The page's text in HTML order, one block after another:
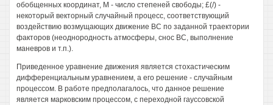
обобщенных координат, М - число степеней свободы; £(/) -
некоторый векторный случайный процесс, соответствующий
воздействию возмущающих движение ВС по заданной траектории
факторов (неоднородность атмосферы, снос ВС, выполнение
маневров и т.п.).
Приведенное уравнение движения является стохастическим
дифференциальным уравнением, а его решение - случайным
процессом. В работе предполагалось, что данное решение
является марковским процессом, с переходной гауссовской